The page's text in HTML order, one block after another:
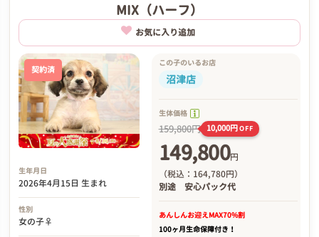
MIX（ハーフ）
お気に入り追加
契約済
生年月日
2026年4月15日 生まれ
性別
女の子♀
この子のいるお店
沼津店
生体価格
159,800円 10,000円OFF
149,800円
（税込：164,780円）
別途 安心パック代
あんしんお迎えMAX70%割
100ヶ月生命保障付き！